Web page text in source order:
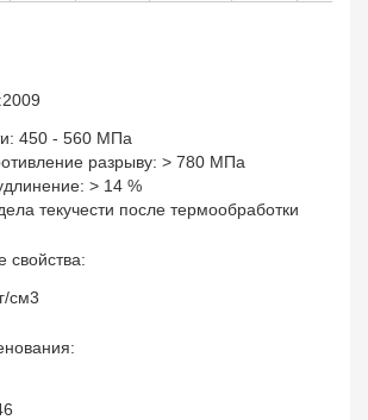
450 - 560 МПа
разрыву: > 780 МПа
> 14 %
текучести после термообработки
свойства:
7.74 г/см3